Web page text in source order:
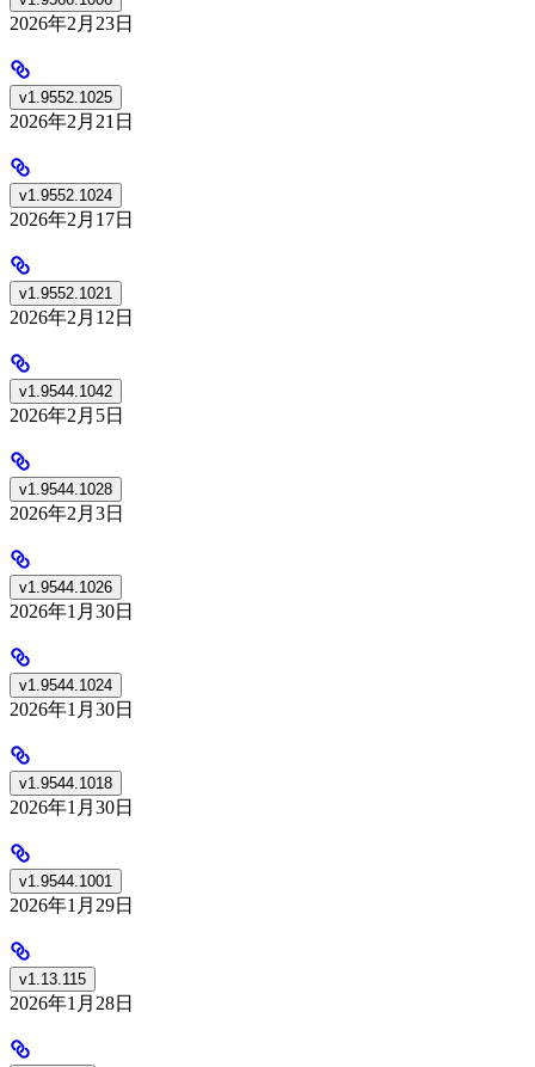
2026年2月23日
v1.9552.1025
2026年2月21日
v1.9552.1024
2026年2月17日
v1.9552.1021
2026年2月12日
v1.9544.1042
2026年2月5日
v1.9544.1028
2026年2月3日
v1.9544.1026
2026年1月30日
v1.9544.1024
2026年1月30日
v1.9544.1018
2026年1月30日
v1.9544.1001
2026年1月29日
v1.13.115
2026年1月28日